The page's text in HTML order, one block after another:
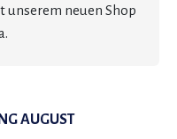
unserem neuen Shop
AUGUST